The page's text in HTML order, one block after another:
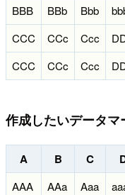
BBB
BBb Bbb
CCC
CCc Ccc
CCC
CCc Ccc
作成したいデータ
A B C
AAA AAa Aaa